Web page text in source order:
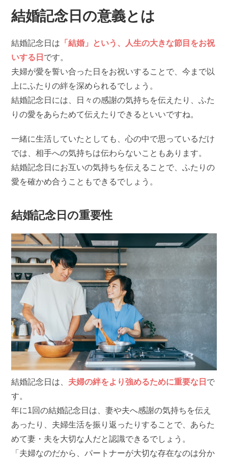
結婚記念日の意義とは
結婚記念日は 「結婚」という、人生の大きな節目をお祝
いする日 です。
夫婦が愛を誓い合った日をお祝いすることで、今まで以
上にふたりの絆を深められるでしょう。
結婚記念日には、日々の感謝の気持ちを伝えたり、ふた
りの愛をあらためて伝えたりできるといいですね。
一緒に生活していたとしても、心の中で思っているだけ
では、相手への気持ちは伝わらないこともあります。
結婚記念日にお互いの気持ちを伝えることで、ふたりの
愛を確かめ合うこともできるでしょう。
結婚記念日の重要性
結婚記念日は、 夫婦の絆をより強めるために重要な日 で
す。
年に1回の結婚記念日は、妻や夫へ感謝の気持ちを伝え
あったり、夫婦生活を振り返ったりすることで、あらた
めて妻・夫を大切な人だと認識できるでしょう。
「夫婦なのだから、パートナーが大切な存在なのは分か